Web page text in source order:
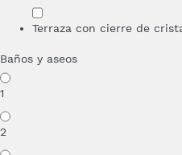
Terraza con cierre de
Baños y aseos
1
2